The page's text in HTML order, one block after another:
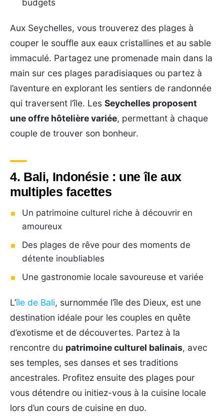
budgets
Aux Seychelles, vous trouverez des plages à
couper le souffle aux eaux cristallines et au sable
immaculé. Partagez une promenade main dans la
main sur ces plages paradisiaques ou partez à
l’aventure en explorant les sentiers de randonnée
qui traversent l’île. Les Seychelles proposent
une offre hôtelière variée, permettant à chaque
couple de trouver son bonheur.
4. Bali, Indonésie : une île aux
multiples facettes
Un patrimoine culturel riche à découvrir en
amoureux
Des plages de rêve pour des moments de
détente inoubliables
Une gastronomie locale savoureuse et variée
L’île de Bali, surnommée l’île des Dieux, est une
destination idéale pour les couples en quête
d’exotisme et de découvertes. Partez à la
rencontre du patrimoine culturel balinais, avec
ses temples, ses danses et ses traditions
ancestrales. Profitez ensuite des plages pour
vous détendre ou initiez-vous à la cuisine locale
lors d’un cours de cuisine en duo.